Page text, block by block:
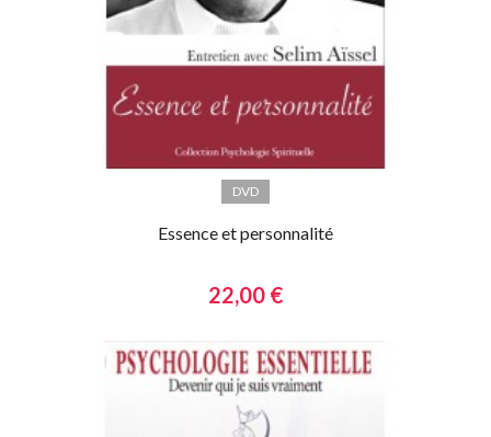
DVD
Essence et personnalité
22,00 €